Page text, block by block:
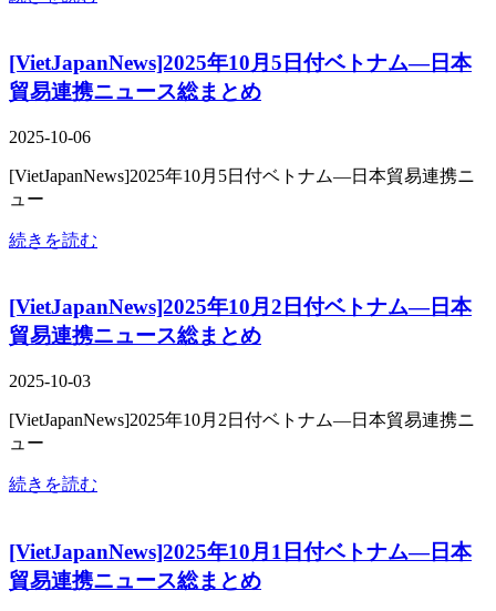
[VietJapanNews]2025年10月5日付ベトナム―日本
貿易連携ニュース総まとめ
2025-10-06
[VietJapanNews]2025年10月5日付ベトナム―日本貿易連携ニ
ュー
続きを読む
[VietJapanNews]2025年10月2日付ベトナム―日本
貿易連携ニュース総まとめ
2025-10-03
[VietJapanNews]2025年10月2日付ベトナム―日本貿易連携ニ
ュー
続きを読む
[VietJapanNews]2025年10月1日付ベトナム―日本
貿易連携ニュース総まとめ